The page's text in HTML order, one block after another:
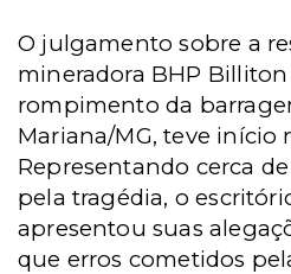
O julgamento sobre a
mineradora BHP
rompimento da
Mariana/MG, teve início
Representando cerca
pela tragédia, o
apresentou suas
que erros cometidos